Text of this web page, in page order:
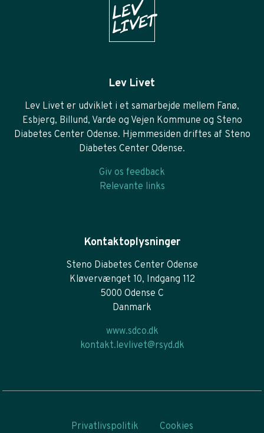
Lev Livet
Lev Livet er udviklet i et samarbejde mellem Fanø,
Esbjerg, Billund, Varde og Vejen Kommune og Steno
Diabetes Center Odense. Hjemmesiden driftes af Steno
Diabetes Center Odense.
Giv os feedback
Relevante links
Kontaktoplysninger
Steno Diabetes Center Odense
Kløvervænget 10, Indgang 112
5000 Odense C
Danmark
www.sdco.dk
kontakt.levlivet@rsyd.dk
Privatlivspolitik Cookies